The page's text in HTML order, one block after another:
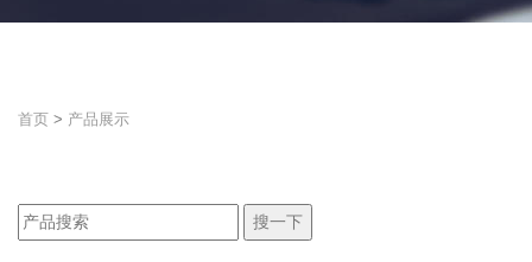
首页 > 产品展示
搜一下